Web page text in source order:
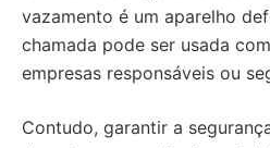
vazamento é um aparelho
chamada pode ser usada
empresas responsáveis ou
Contudo, garantir a